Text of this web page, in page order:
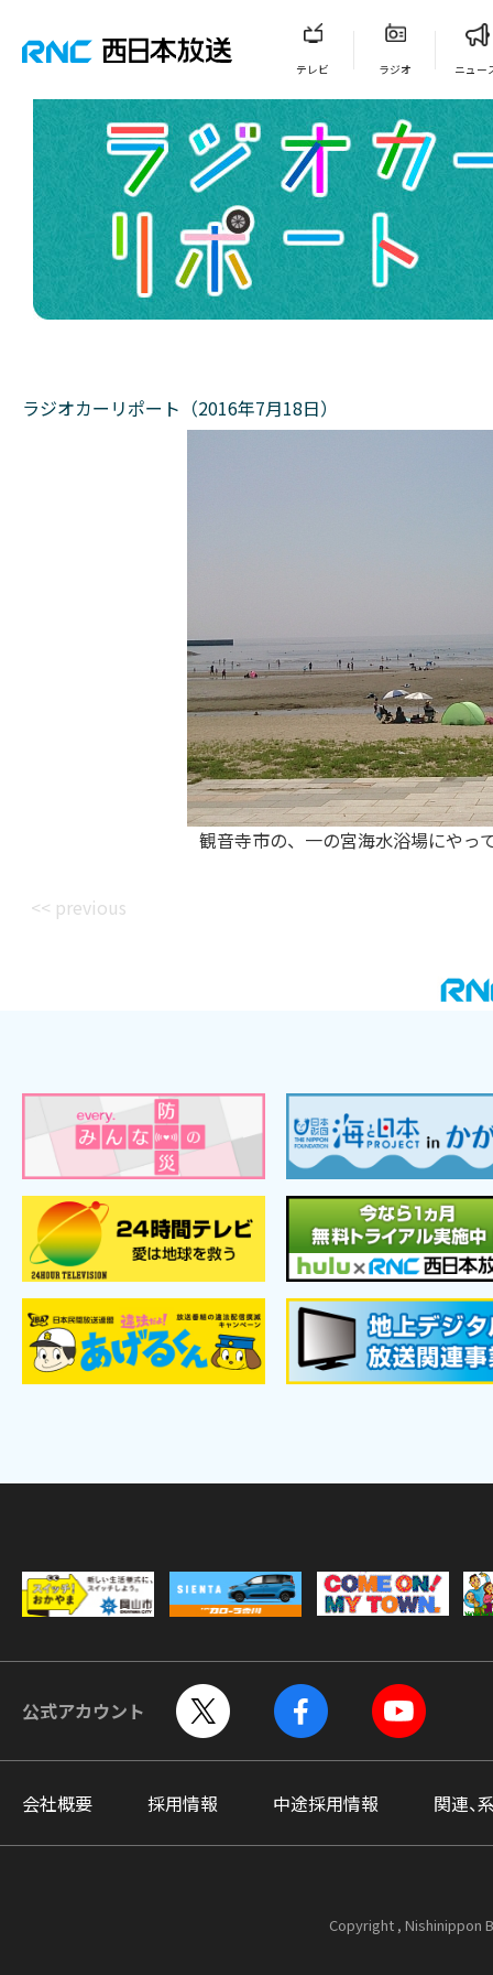
テレビ ラジオ ニュー
ラジオカーリポート（2016年7月18日）
観音寺市の、一の宮海水浴場にや
<< previous
公式アカウント
会社概要 採用情報 中途採用情報 関連、
Copyright , Nishinippon